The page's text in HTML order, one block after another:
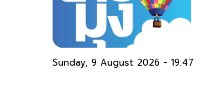
Sunday, 9 August 2026 - 19:47